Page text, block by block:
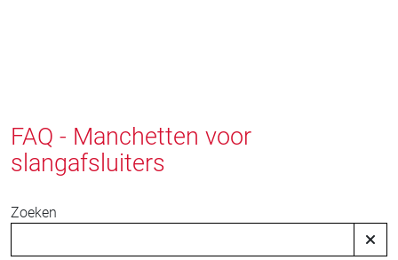
FAQ - Manchetten voor
slangafsluiters
Zoeken